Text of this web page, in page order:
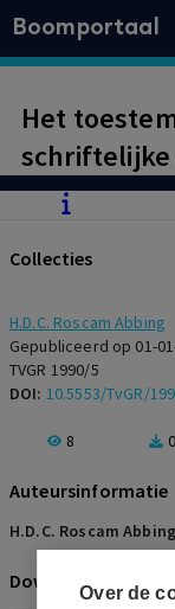
Over de
Boomportaal
Het
Collecties
H.D.C. Roscam Abbing
Gepubliceerd op 01-
TVGR 1990/5
DOI: 10.5553/TvGR/
8 0
Auteursinformatie
H.D.C. Roscam Abbing
Download